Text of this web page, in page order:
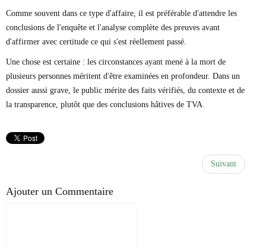
Comme souvent dans ce type d'affaire, il est préférable d'attendre les
conclusions de l'enquête et l'analyse complète des preuves avant
d'affirmer avec certitude ce qui s'est réellement passé.
Une chose est certaine : les circonstances ayant mené à la mort de
plusieurs personnes méritent d'être examinées en profondeur. Dans un
dossier aussi grave, le public mérite des faits vérifiés, du contexte et de
la transparence, plutôt que des conclusions hâtives de TVA.
Suivant
Ajouter un Commentaire